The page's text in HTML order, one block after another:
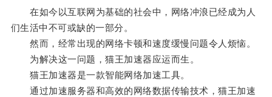
在如今以互联网为基础的社会中，网络冲浪已经成为人
们生活中不可或缺的一部分。
然而，经常出现的网络卡顿和速度缓慢问题令人烦恼。
为解决这一问题，猫王加速器应运而生。
猫王加速器是一款智能网络加速工具。
通过加速服务器和高效的网络数据传输技术，猫王加速